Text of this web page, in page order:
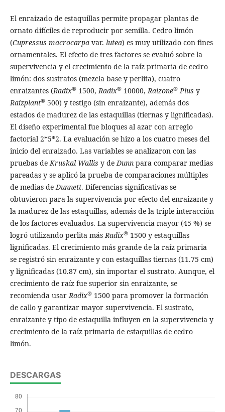
El enraizado de estaquillas permite propagar plantas de
ornato difíciles de reproducir por semilla. Cedro limón
(Cupressus macrocarpavar. lutea) es muy utilizado con fines
ornamentales. El efecto de tres factores se evaluó sobre la
supervivencia y el crecimiento de la raíz primaria de cedro
limón: dos sustratos (mezcla base y perlita), cuatro
enraizantes (Radix®1500,Radix®10000,Raizone® Plus y
Raizplant®500) y testigo (sin enraizante), además dos
estados de madurez de las estaquillas (tiernas y lignificadas).
El diseño experimental fue bloques al azar con arreglo
factorial 2*5*2. La evaluación se hizo a los cuatro meses del
inicio del enraizado. Las variables se analizaron con las
pruebas deKruskal Wallis y deDunnpara comparar medias
pareadas y se aplicó la prueba de comparaciones múltiples
de medias deDunnett. Diferencias significativas se
obtuvieron para la supervivencia por efecto del enraizante y
la madurez de las estaquillas, además de la triple interacción
de los factores evaluados. La supervivencia mayor (45 %) se
logró utilizando perlita másRadix®1500 y estaquillas
lignificadas. El crecimiento más grande de la raíz primaria
se registró sin enraizante y con estaquillas tiernas (11.75 cm)
y lignificadas (10.87 cm), sin importar el sustrato. Aunque, el
crecimiento de raíz fue superior sin enraizante, se
recomienda usarRadix®1500 para promover la formación
de callo y garantizar mayor supervivencia. El sustrato,
enraizante y tipo de estaquilla influyen en la supervivencia y
crecimiento de la raíz primaria de estaquillas de cedro
limón.
DESCARGAS